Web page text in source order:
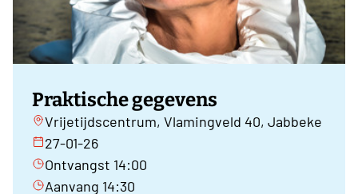
Praktische gegevens
Vrijetijdscentrum, Vlamingveld 40, Jabbeke
27-01-26
Ontvangst 14:00
Aanvang 14:30